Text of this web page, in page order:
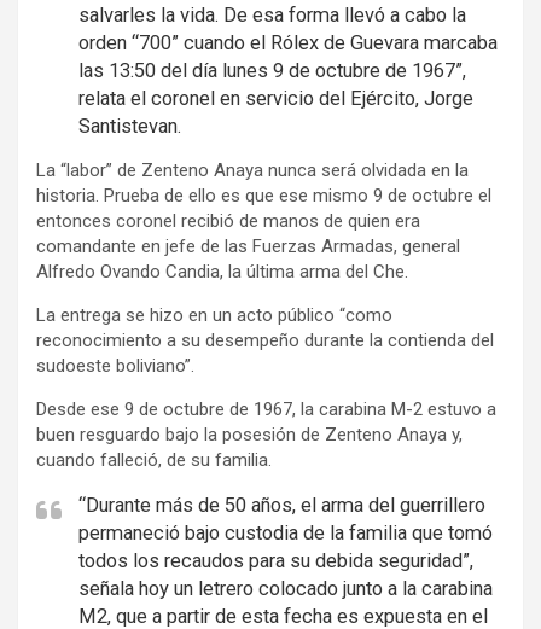
salvarles la vida. De esa forma llevó a cabo la
orden “700” cuando el Rólex de Guevara marcaba
las 13:50 del día lunes 9 de octubre de 1967”,
relata el coronel en servicio del Ejército, Jorge
Santistevan.
La “labor” de Zenteno Anaya nunca será olvidada en la
historia. Prueba de ello es que ese mismo 9 de octubre el
entonces coronel recibió de manos de quien era
comandante en jefe de las Fuerzas Armadas, general
Alfredo Ovando Candia, la última arma del Che.
La entrega se hizo en un acto público “como
reconocimiento a su desempeño durante la contienda del
sudoeste boliviano”.
Desde ese 9 de octubre de 1967, la carabina M-2 estuvo a
buen resguardo bajo la posesión de Zenteno Anaya y,
cuando falleció, de su familia.
“Durante más de 50 años, el arma del guerrillero
permaneció bajo custodia de la familia que tomó
todos los recaudos para su debida seguridad”,
señala hoy un letrero colocado junto a la carabina
M2, que a partir de esta fecha es expuesta en el